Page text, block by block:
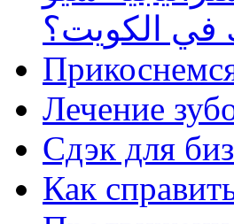
في الكويت؟
Лечение
Сдэк для
Как